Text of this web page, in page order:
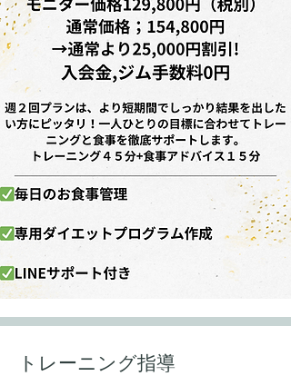
​トレーニング指導